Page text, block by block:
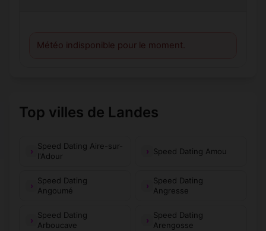
Météo indisponible pour le moment.
Top villes de Landes
Speed Dating Aire-sur-
l'Adour
Speed Dating Amou
Speed Dating
Angoumé
Speed Dating
Angresse
Speed Dating
Arboucave
Speed Dating
Arengosse